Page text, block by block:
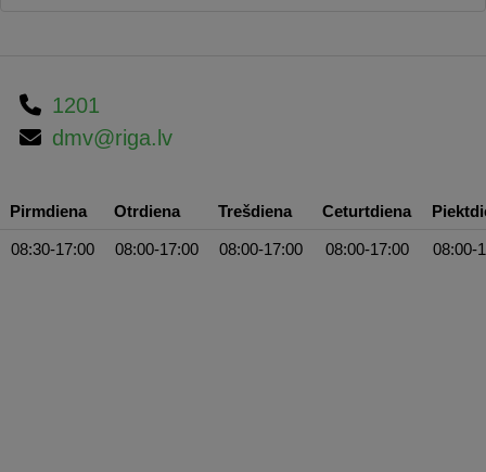
1201
dmv@riga.lv
Pirmdiena Otrdiena Trešdiena Ceturtdiena
08:30-17:00 08:00-17:00 08:00-17:00 08:00-17:00 08:00-